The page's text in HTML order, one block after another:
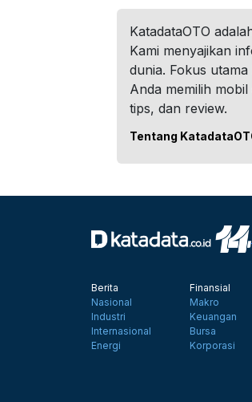
KatadataOTO
Kami menyajikan
dunia. Fokus
Anda memilih
tips, dan review.
Tentang
Berita
Nasional
Industri
Internasional
Energi
Finansial
Makro
Keuangan
Bursa
Korporasi